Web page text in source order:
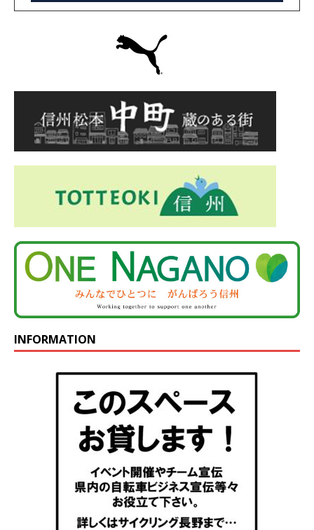
INFORMATION